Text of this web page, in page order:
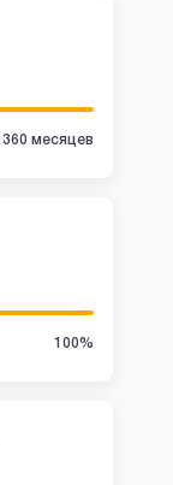
360 месяцев
100%